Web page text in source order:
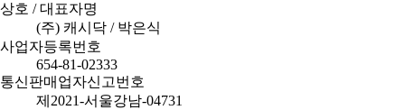
상호 / 대표자명
(주) 캐시닥 / 박은식
사업자등록번호
654-81-02333
통신판매업자신고번호
제2021-서울강남-04731